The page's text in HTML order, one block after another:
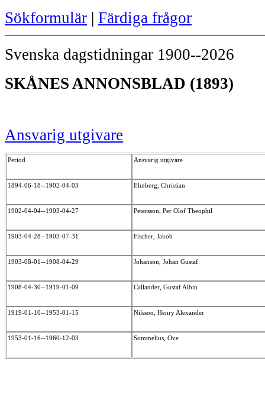
Sökformulär | Färdiga frågor
Svenska dagstidningar 1900--2026
SKÅNES ANNONSBLAD (1893)
Ansvarig utgivare
Period Ansvarig utgivare
1894-06-18--1902-04-03 Ehnberg, Christian
1902-04-04--1903-04-27 Petersson, Per Olof Theophil
1903-04-28--1903-07-31 Fischer, Jakob
1903-08-01--1908-04-29 Johanson, Johan Gustaf
1908-04-30--1919-01-09 Callander, Gustaf Albin
1919-01-10--1953-01-15 Nilsson, Henry Alexander
1953-01-16--1960-12-03 Sommelius, Ove